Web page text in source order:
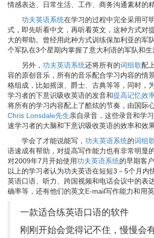
情感表达、日常生活、工作、商务沟通素材的
功夫英语系统在学习的过程中完全采用可
式，即先听看中文，再听看英文，这种方式对
大的帮助。曾经用此种方式训练保加利亚的军
个军队在3个星期内掌握了意大利语的军队和生
另外， 功夫英语系统还将所有的词组歌配
容的原创音乐，所有的音乐配合学习内容的情
格组成，比如摇滚、爵士、古典等等，同时，
学习者的下意识吸收英语的发音和提高记忆效
将所有的学习内容配上了酷炫的节奏，由国际
Chris Lonsdale先生亲自录音，这些录音和学
速学习者的大脑和下意识吸收英语的效率和效
学会了才能说能写， 功夫英语系统的词组
语速成有帮助，对提高写作能力也有非常明显
对2009年7月开始使用功夫英语系统的早期客
以上的学习者认为功夫英语在短短3－5个月内
英语口语、听力、跨国视频和电话会议中的表
确率等，还有他们的英文E-mail写作能力和用英
一款适合练英语口语的软件
刚刚开始会觉得记不住，慢慢会